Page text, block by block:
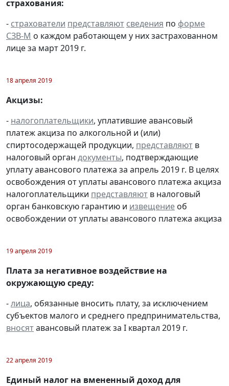
страхования:
- страхователи представляют сведения по форме
СЗВ-М о каждом работающем у них застрахованном
лице за март 2019 г.
18 апреля 2019
Акцизы:
- налогоплательщики, уплатившие авансовый
платеж акциза по алкогольной и (или)
спиртосодержащей продукции, представляют в
налоговый орган документы, подтверждающие
уплату авансового платежа за апрель 2019 г. В целях
освобождения от уплаты авансового платежа акциза
налогоплательщики представляют в налоговый
орган банковскую гарантию и извещение об
освобождении от уплаты авансового платежа акциза
19 апреля 2019
Плата за негативное воздействие на
окружающую среду:
-лица, обязанные вносить плату, за исключением
субъектов малого и среднего предпринимательства,
вносятавансовый платеж за I квартал 2019 г.
22 апреля 2019
Единый налог на вмененный доход для